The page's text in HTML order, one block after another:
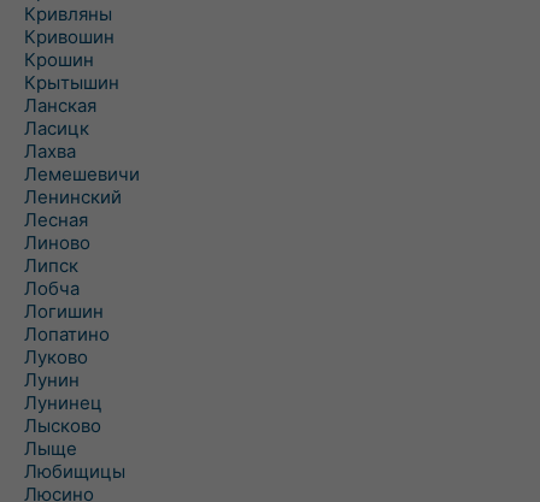
Кривляны
Кривошин
Крошин
Крытышин
Ланская
Ласицк
Лахва
Лемешевичи
Ленинский
Лесная
Линово
Липск
Лобча
Логишин
Лопатино
Луково
Лунин
Лунинец
Лысково
Лыще
Любищицы
Люсино